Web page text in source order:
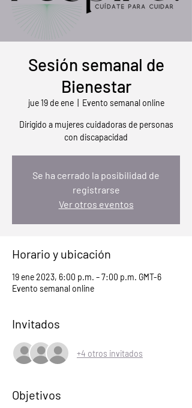
Sesión semanal de
Bienestar
jue 19 de ene
  |
Evento semanal online
Dirigido a mujeres cuidadoras de personas
con discapacidad
Se ha cerrado la posibilidad de
registrarse
Ver otros eventos
Horario y ubicación
19 ene 2023, 6:00 p.m. – 7:00 p.m. GMT-6
Evento semanal online
Invitados
+4 otros invitados
Objetivos